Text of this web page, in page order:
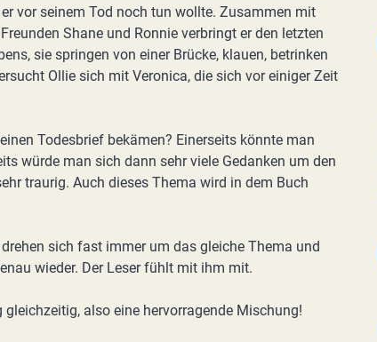
vor seinem Tod noch tun wollte. Zusammen mit
Shane und Ronnie verbringt er den letzten
sie springen von einer Brücke, klauen, betrinken
Ollie sich mit Veronica, die sich vor einiger Zeit
Todesbrief bekämen? Einerseits könnte man
würde man sich dann sehr viele Gedanken um den
traurig. Auch dieses Thema wird in dem Buch
sich fast immer um das gleiche Thema und
wieder. Der Leser fühlt mit ihm mit.
also eine hervorragende Mischung!